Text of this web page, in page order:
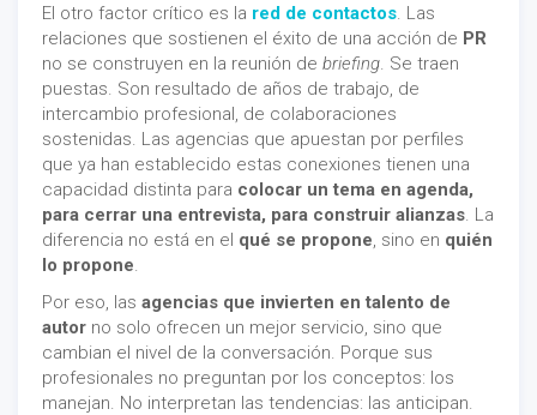
El otro factor crítico es la red de contactos. Las
relaciones que sostienen el éxito de una acción de PR
no se construyen en la reunión de briefing. Se traen
puestas. Son resultado de años de trabajo, de
intercambio profesional, de colaboraciones
sostenidas. Las agencias que apuestan por perfiles
que ya han establecido estas conexiones tienen una
capacidad distinta para colocar un tema en agenda,
para cerrar una entrevista, para construir alianzas. La
diferencia no está en el qué se propone, sino en quién
lo propone.
Por eso, las agencias que invierten en talento de
autor no solo ofrecen un mejor servicio, sino que
cambian el nivel de la conversación. Porque sus
profesionales no preguntan por los conceptos: los
manejan. No interpretan las tendencias: las anticipan.